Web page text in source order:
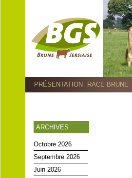
PRÉSENTATION RACE BRUNE
ARCHIVES
Octobre 2026
Septembre 2026
Juin 2026